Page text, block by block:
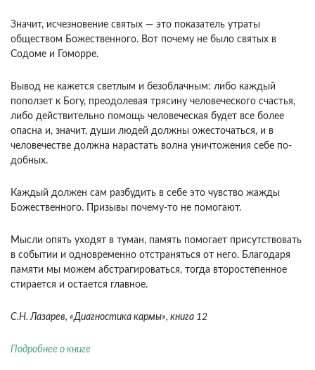
Значит, исчезновение святых — это показатель утраты
обществом Божественного. Вот почему не было святых в
Содоме и Гоморре.
Вывод не кажется светлым и безоблачным: либо каждый
поползет к Богу, преодолевая трясину че­ловеческого счастья,
либо действительно помощь человеческая будет все более
опасна и, значит, души людей должны ожесточаться, и в
человечест­ве должна нарастать волна уничтожения себе по­
добных.
Каждый должен сам разбудить в себе это чув­ство жажды
Божественного. Призывы почему-то не помогают.
Мысли опять уходят в туман, память по­могает присутствовать
в событии и одновременно отстраняться от него. Благодаря
памяти мы можем абстрагироваться, тогда второстепенное
стирается и остается главное.
С.Н. Лазарев, «Диагностика кармы», книга 12
Подробнее о книге